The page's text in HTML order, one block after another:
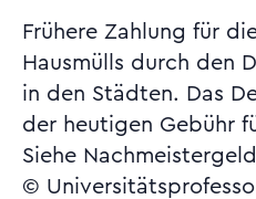
Frühere Zahlung für
Hausmülls durch den
in den Städten. Das
der heutigen Gebühr
Siehe
©